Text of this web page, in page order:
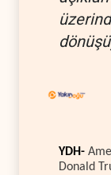
YDH-
Donald